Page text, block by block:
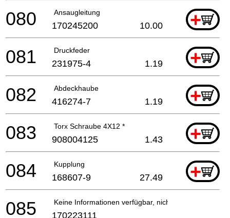
Ansaugleitung +
080 170245200 10.00
Druckfeder +
081 231975-4 1.19
Abdeckhaube +
082 416274-7 1.19
Torx Schraube 4X12 * +
083 908004125 1.43
Kupplung +
084 168607-9 27.49
Keine Informationen verfügbar, nicht bestellbar
085 170223111